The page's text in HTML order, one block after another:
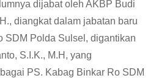
dijabat oleh AKBP Budi
diangkat dalam jabatan baru
SDM Polda Sulsel, digantikan
S.I.K., M.H, yang
PS. Kabag Binkar Ro SDM